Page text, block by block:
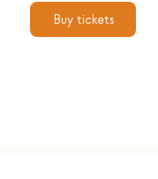
Buy tickets